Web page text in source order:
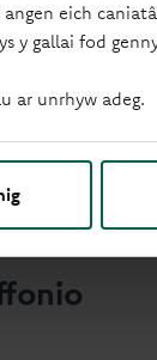
eich
y gallai fod
ar unrhyw adeg.